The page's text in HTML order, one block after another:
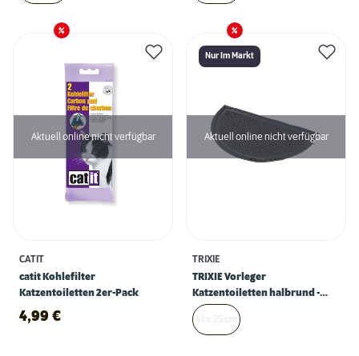
Aktuell online nicht verfügbar
CATIT
catit Kohlefilter
Katzentoiletten 2er-Pack
4,99 €
Nur Im Markt
Aktuell online nicht verfügbar
TRIXIE
TRIXIE Vorleger
Katzentoiletten halbrund -
anthrazit